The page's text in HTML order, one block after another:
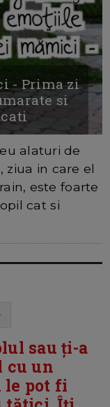
- Prima zi
si
alaturi de
ziua in care el
este foarte
cat si
sau ți-a
cu un
le pot fi